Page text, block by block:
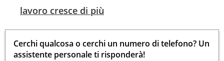
lavoro cresce di più
Cerchi qualcosa o cerchi un numero di telefono? Un
assistente personale ti risponderà!